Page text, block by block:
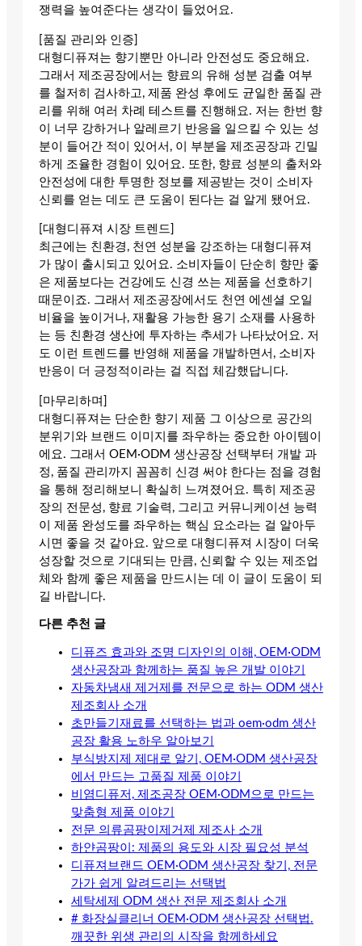
쟁력을 높여준다는 생각이 들었어요.
[품질 관리와 인증]
대형디퓨져는 향기뿐만 아니라 안전성도 중요해요.
그래서 제조공장에서는 향료의 유해 성분 검출 여부
를 철저히 검사하고, 제품 완성 후에도 균일한 품질 관
리를 위해 여러 차례 테스트를 진행해요. 저는 한번 향
이 너무 강하거나 알레르기 반응을 일으킬 수 있는 성
분이 들어간 적이 있어서, 이 부분을 제조공장과 긴밀
하게 조율한 경험이 있어요. 또한, 향료 성분의 출처와
안전성에 대한 투명한 정보를 제공받는 것이 소비자
신뢰를 얻는 데도 큰 도움이 된다는 걸 알게 됐어요.
[대형디퓨져 시장 트렌드]
최근에는 친환경, 천연 성분을 강조하는 대형디퓨져
가 많이 출시되고 있어요. 소비자들이 단순히 향만 좋
은 제품보다는 건강에도 신경 쓰는 제품을 선호하기
때문이죠. 그래서 제조공장에서도 천연 에센셜 오일
비율을 높이거나, 재활용 가능한 용기 소재를 사용하
는 등 친환경 생산에 투자하는 추세가 나타났어요. 저
도 이런 트렌드를 반영해 제품을 개발하면서, 소비자
반응이 더 긍정적이라는 걸 직접 체감했답니다.
[마무리하며]
대형디퓨져는 단순한 향기 제품 그 이상으로 공간의
분위기와 브랜드 이미지를 좌우하는 중요한 아이템이
에요. 그래서 OEM·ODM 생산공장 선택부터 개발 과
정, 품질 관리까지 꼼꼼히 신경 써야 한다는 점을 경험
을 통해 정리해보니 확실히 느껴졌어요. 특히 제조공
장의 전문성, 향료 기술력, 그리고 커뮤니케이션 능력
이 제품 완성도를 좌우하는 핵심 요소라는 걸 알아두
시면 좋을 것 같아요. 앞으로 대형디퓨져 시장이 더욱
성장할 것으로 기대되는 만큼, 신뢰할 수 있는 제조업
체와 함께 좋은 제품을 만드시는 데 이 글이 도움이 되
길 바랍니다.
다른 추천 글
디퓨즈 효과와 조명 디자인의 이해, OEM·ODM
생산공장과 함께하는 품질 높은 개발 이야기
자동차냄새 제거제를 전문으로 하는 ODM 생산
제조회사 소개
초만들기재료를 선택하는 법과 oem·odm 생산
공장 활용 노하우 알아보기
부식방지제 제대로 알기, OEM·ODM 생산공장
에서 만드는 고품질 제품 이야기
비염디퓨저, 제조공장 OEM·ODM으로 만드는
맞춤형 제품 이야기
전문 의류곰팡이제거제 제조사 소개
하얀곰팡이: 제품의 용도와 시장 필요성 분석
디퓨져브랜드 OEM·ODM 생산공장 찾기, 전문
가가 쉽게 알려드리는 선택법
세탁세제 ODM 생산 전문 제조회사 소개
# 화장실클리너 OEM·ODM 생산공장 선택법.
깨끗한 위생 관리의 시작을 함께하세요